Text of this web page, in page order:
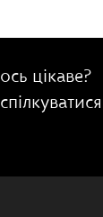
цікаве?